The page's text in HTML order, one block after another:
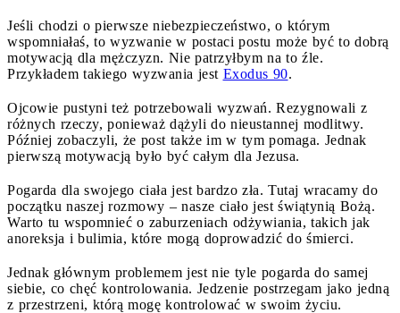
Jeśli chodzi o pierwsze niebezpieczeństwo, o którym
wspomniałaś, to wyzwanie w postaci postu może być to dobrą
motywacją dla mężczyzn. Nie patrzyłbym na to źle.
Przykładem takiego wyzwania jest Exodus 90.
Ojcowie pustyni też potrzebowali wyzwań. Rezygnowali z
różnych rzeczy, ponieważ dążyli do nieustannej modlitwy.
Później zobaczyli, że post także im w tym pomaga. Jednak
pierwszą motywacją było być całym dla Jezusa.
Pogarda dla swojego ciała jest bardzo zła. Tutaj wracamy do
początku naszej rozmowy – nasze ciało jest świątynią Bożą.
Warto tu wspomnieć o zaburzeniach odżywiania, takich jak
anoreksja i bulimia, które mogą doprowadzić do śmierci.
Jednak głównym problemem jest nie tyle pogarda do samej
siebie, co chęć kontrolowania. Jedzenie postrzegam jako jedną
z przestrzeni, którą mogę kontrolować w swoim życiu.